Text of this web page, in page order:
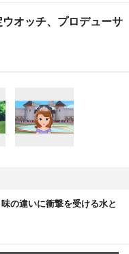
ウオッチ、プロデューサ
の違いに衝撃を受ける水と